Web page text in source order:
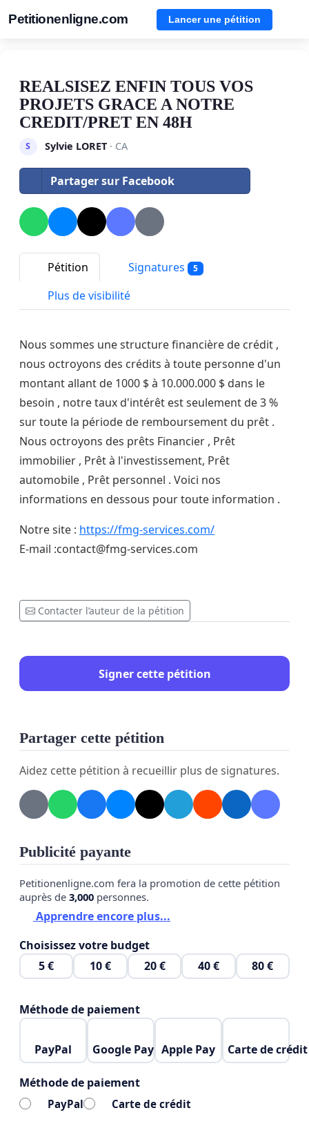
Petitionenligne.com Lancer une pétition
REALSISEZ ENFIN TOUS VOS
PROJETS GRACE A NOTRE
CREDIT/PRET EN 48H
S Sylvie LORET· CA
Partager sur Facebook
Pétition Signatures 5
Plus de visibilité
Nous sommes une structure financière de crédit ,
nous octroyons des crédits à toute personne d'un
montant allant de 1000 $ à 10.000.000 $ dans le
besoin , notre taux d'intérêt est seulement de 3 %
sur toute la période de remboursement du prêt .
Nous octroyons des prêts Financier , Prêt
immobilier , Prêt à l'investissement, Prêt
automobile , Prêt personnel . Voici nos
informations en dessous pour toute information .
Notre site : https://fmg-services.com/
E-mail :contact@fmg-services.com
Contacter l’auteur de la pétition
Signer cette pétition
Partager cette pétition
Aidez cette pétition à recueillir plus de signatures.
Publicité payante
Petitionenligne.com fera la promotion de cette pétition
auprès de 3,000 personnes.
Apprendre encore plus...
Choisissez votre budget
5 €
10 € 20 € 40 € 80 €
Méthode de paiement
PayPal Google Pay Apple Pay Carte de crédit
Méthode de paiement
PayPal Carte de crédit